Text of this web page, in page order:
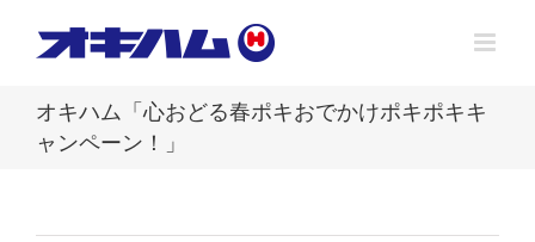
オキハム「心おどる春ポキおでかけポキポキキ
ャンペーン！」